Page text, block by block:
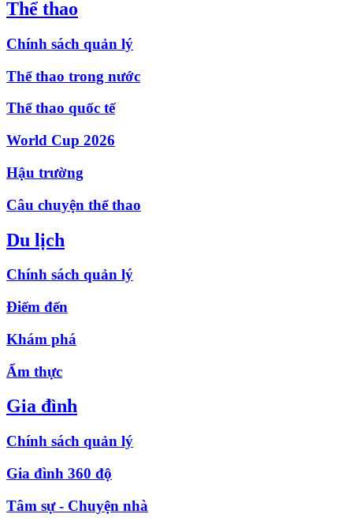
Thể thao
Chính sách quản lý
Thể thao trong nước
Thể thao quốc tế
World Cup 2026
Hậu trường
Câu chuyện thể thao
Du lịch
Chính sách quản lý
Điểm đến
Khám phá
Ẩm thực
Gia đình
Chính sách quản lý
Gia đình 360 độ
Tâm sự - Chuyện nhà